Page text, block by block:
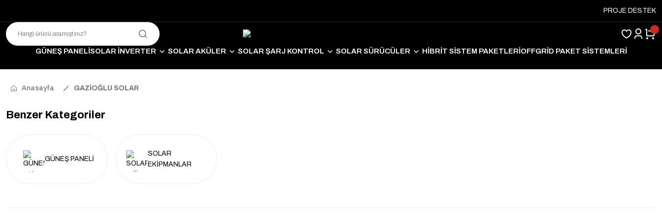
PROJE DESTEK
GÜNEŞ PANELİSOLAR İNVERTER SOLAR AKÜLER SOLAR ŞARJ KONTROL SOLAR SÜRÜCÜLER HİBRİT SİSTEM PAKETLERİOFFGRİD PAKET SİSTEMLERİ
Anasayfa GAZİOĞLU SOLAR
Benzer Kategoriler
GÜNEŞ PANELİ
SOLAR
EKİPMANLAR